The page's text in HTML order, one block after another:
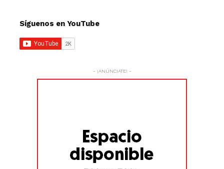
Síguenos en YouTube
- ¡ANÚNCIATE! -